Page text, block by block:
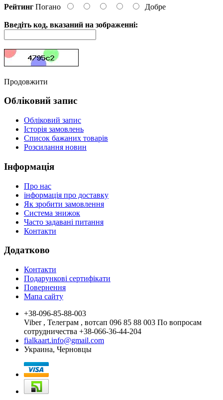
Рейтинг Погано Добре
Введіть код, вказаний на зображенні:
Продовжити
Обліковий запис
Обліковий запис
Історія замовлень
Список бажаних товарів
Розсилання новин
Інформація
Про нас
інформація про доставку
Як зробити замовлення
Система знижок
Часто задавані питання
Контакти
Додатково
Контакти
Подарункові сертифікати
Повернення
Мапа сайту
+38-096-85-88-003
Viber , Телеграм , вотсап 096 85 88 003 По вопросам
сотрудничества +38-066-36-44-204
fialkaart.info@gmail.com
Украина, Черновцы